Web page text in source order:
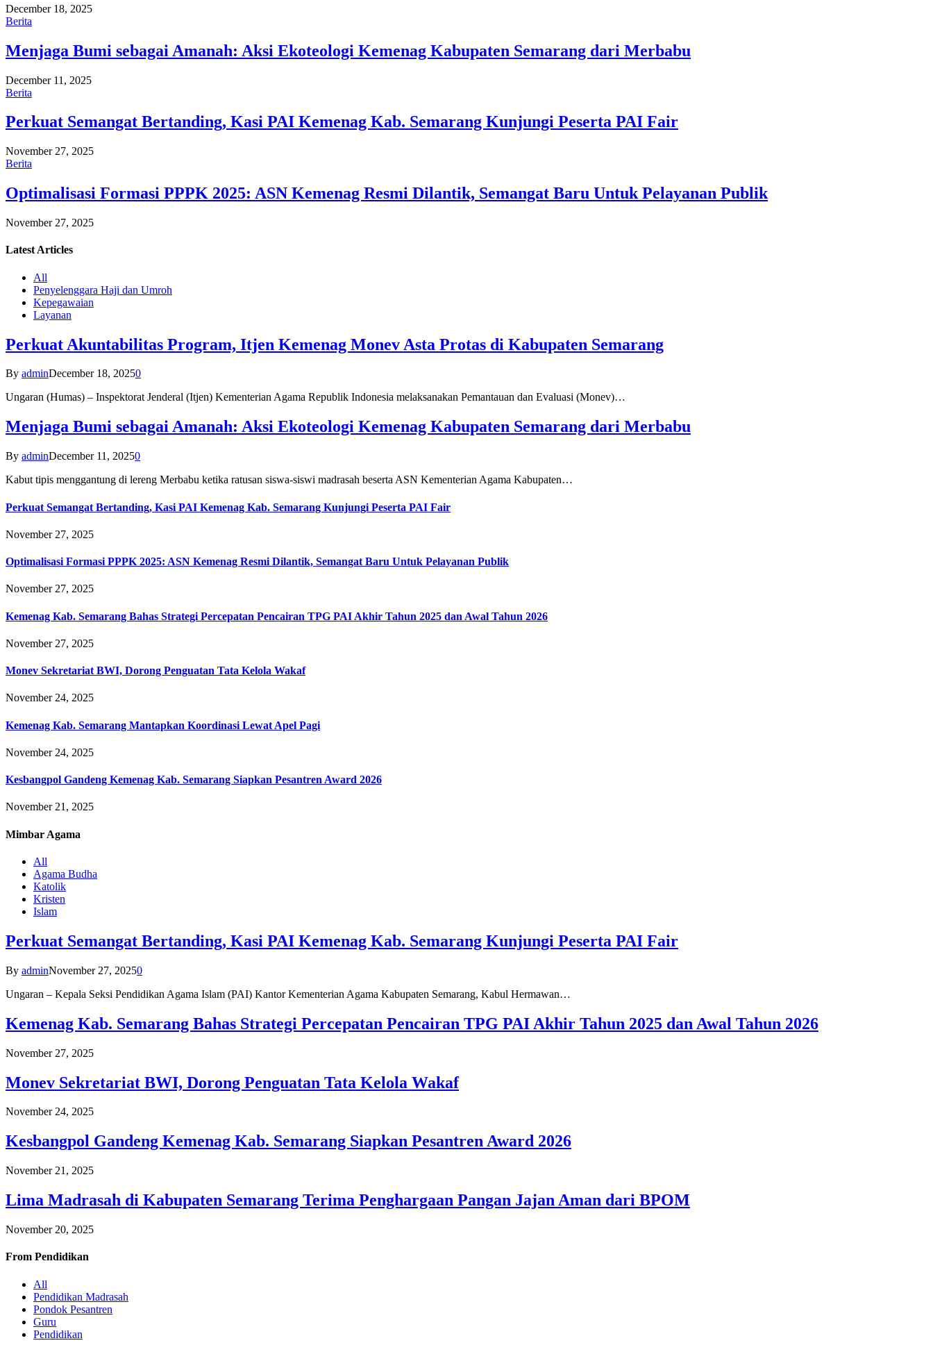
December 18, 2025
Berita
Menjaga Bumi sebagai Amanah: Aksi Ekoteologi Kemenag Kabupaten Semarang dari Merbabu
December 11, 2025
Berita
Perkuat Semangat Bertanding, Kasi PAI Kemenag Kab. Semarang Kunjungi Peserta PAI Fair
November 27, 2025
Berita
Optimalisasi Formasi PPPK 2025: ASN Kemenag Resmi Dilantik, Semangat Baru Untuk Pelayanan Publik
November 27, 2025
Latest Articles
All
Penyelenggara Haji dan Umroh
Kepegawaian
Layanan
Perkuat Akuntabilitas Program, Itjen Kemenag Monev Asta Protas di Kabupaten Semarang
By adminDecember 18, 20250
Ungaran (Humas) – Inspektorat Jenderal (Itjen) Kementerian Agama Republik Indonesia melaksanakan Pemantauan dan Evaluasi (Monev)…
Menjaga Bumi sebagai Amanah: Aksi Ekoteologi Kemenag Kabupaten Semarang dari Merbabu
By adminDecember 11, 20250
Kabut tipis menggantung di lereng Merbabu ketika ratusan siswa-siswi madrasah beserta ASN Kementerian Agama Kabupaten…
Perkuat Semangat Bertanding, Kasi PAI Kemenag Kab. Semarang Kunjungi Peserta PAI Fair
November 27, 2025
Optimalisasi Formasi PPPK 2025: ASN Kemenag Resmi Dilantik, Semangat Baru Untuk Pelayanan Publik
November 27, 2025
Kemenag Kab. Semarang Bahas Strategi Percepatan Pencairan TPG PAI Akhir Tahun 2025 dan Awal Tahun 2026
November 27, 2025
Monev Sekretariat BWI, Dorong Penguatan Tata Kelola Wakaf
November 24, 2025
Kemenag Kab. Semarang Mantapkan Koordinasi Lewat Apel Pagi
November 24, 2025
Kesbangpol Gandeng Kemenag Kab. Semarang Siapkan Pesantren Award 2026
November 21, 2025
Mimbar Agama
All
Agama Budha
Katolik
Kristen
Islam
Perkuat Semangat Bertanding, Kasi PAI Kemenag Kab. Semarang Kunjungi Peserta PAI Fair
By adminNovember 27, 20250
Ungaran – Kepala Seksi Pendidikan Agama Islam (PAI) Kantor Kementerian Agama Kabupaten Semarang, Kabul Hermawan…
Kemenag Kab. Semarang Bahas Strategi Percepatan Pencairan TPG PAI Akhir Tahun 2025 dan Awal Tahun 2026
November 27, 2025
Monev Sekretariat BWI, Dorong Penguatan Tata Kelola Wakaf
November 24, 2025
Kesbangpol Gandeng Kemenag Kab. Semarang Siapkan Pesantren Award 2026
November 21, 2025
Lima Madrasah di Kabupaten Semarang Terima Penghargaan Pangan Jajan Aman dari BPOM
November 20, 2025
From Pendidikan
All
Pendidikan Madrasah
Pondok Pesantren
Guru
Pendidikan